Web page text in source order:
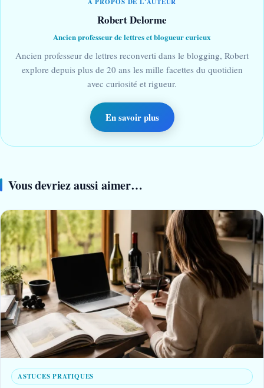
Robert Delorme
Ancien professeur de lettres et blogueur curieux
Ancien professeur de lettres reconverti dans le blogging, Robert
explore depuis plus de 20 ans les mille facettes du quotidien
avec curiosité et rigueur.
En savoir plus
Vous devriez aussi aimer…
ASTUCES PRATIQUES